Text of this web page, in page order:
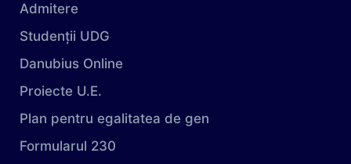
Admitere
Studenții UDG
Danubius Online
Proiecte U.E.
Plan pentru egalitatea de gen
Formularul 230